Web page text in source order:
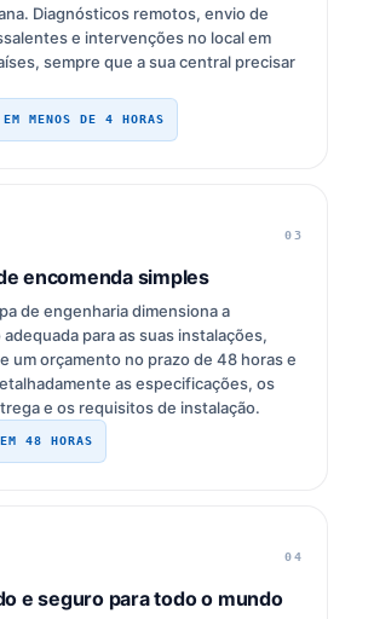
Diagnósticos remotos, envio de
e intervenções no local em
sempre que a sua central precisar
EM MENOS DE 4 HORAS
03
encomenda simples
de engenharia dimensiona a
para as suas instalações,
um orçamento no prazo de 48 horas e
as especificações, os
e os requisitos de instalação.
EM 48 HORAS
04
e seguro para todo o mundo